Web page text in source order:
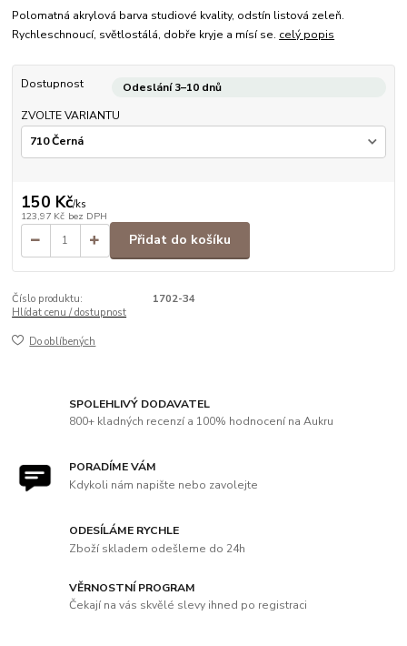
Polomatná akrylová barva studiové kvality, odstín listová zeleň.
Rychleschnoucí, světlostálá, dobře kryje a mísí se. celý popis
Dostupnost
Odeslání 3–10 dnů
ZVOLTE VARIANTU
150 Kč/ks
123,97 Kč bez DPH
Přidat do košíku
Číslo produktu:
1702-34
Hlídat cenu / dostupnost
Do oblíbených
SPOLEHLIVÝ DODAVATEL
800+ kladných recenzí a 100% hodnocení na Aukru
PORADÍME VÁM
Kdykoli nám napište nebo zavolejte
ODESÍLÁME RYCHLE
Zboží skladem odešleme do 24h
VĚRNOSTNÍ PROGRAM
Čekají na vás skvělé slevy ihned po registraci